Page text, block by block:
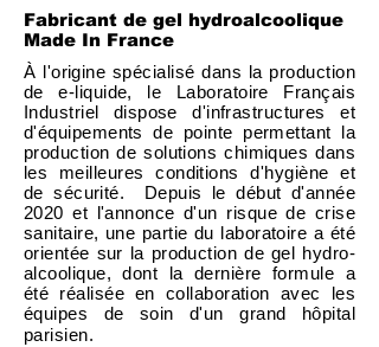
Fabricant de gel hydroalcoolique
Made In France
À l'origine spécialisé dans la production
de e-liquide, le Laboratoire Français
Industriel dispose d'infrastructures et
d'équipements de pointe permettant la
production de solutions chimiques dans
les meilleures conditions d'hygiène et
de sécurité. ​ Depuis le début d'année
2020 et l'annonce d'un risque de crise
sanitaire, une partie du laboratoire a été
orientée sur la production de gel hydro-
alcoolique, dont la dernière formule a
été réalisée en collaboration avec les
équipes de soin d'un grand hôpital
parisien.